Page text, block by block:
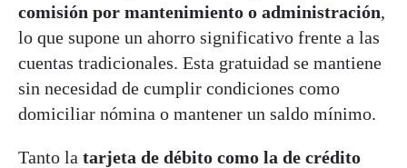
comisión por mantenimiento o administración,
lo que supone un ahorro significativo frente a las
cuentas tradicionales. Esta gratuidad se mantiene
sin necesidad de cumplir condiciones como
domiciliar nómina o mantener un saldo mínimo.
Tanto la tarjeta de débito como la de crédito